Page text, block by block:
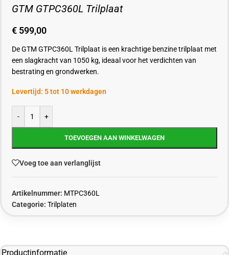
GTM GTPC360L Trilplaat
€ 599,00
De GTM GTPC360L Trilplaat is een krachtige benzine trilplaat met
een slagkracht van 1050 kg, ideaal voor het verdichten van
bestrating en grondwerken.
Levertijd: 5 tot 10 werkdagen
- +
TOEVOEGEN AAN WINKELWAGEN
Voeg toe aan verlanglijst
Artikelnummer: MTPC360L
Categorie: Trilplaten
Productinformatie